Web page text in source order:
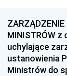
ZARZĄDZENIE
MINISTRÓW z
uchylające
ustanowienia
Ministrów do